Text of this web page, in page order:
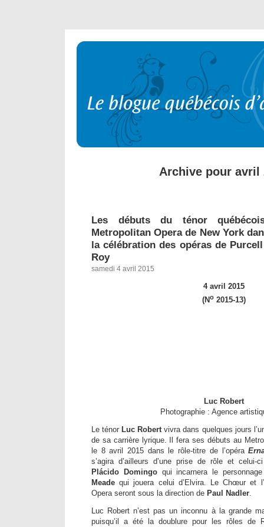
Archive pour avril
Les débuts du ténor
Metropolitan Opera de New York
la célébration des opéras de
Roy
samedi 4 avril 2015
4 avril 2015
(No 2015-13)
Luc Robert
Photographie : Agence
Le ténor Luc Robertvivra dans quelques jours
de sa carrière lyrique. Il fera ses débuts au
le 8 avril 2015 dans le rôle-titre de l’opéra
s’agira d’ailleurs d’une prise de rôle et celui-
Plácido Domingoqui incarnera le
Meadequi jouera celui d’Elvira. Le Chœur et
Opera seront sous la direction de Paul Nadler.
Luc Robert n’est pas un inconnu à la grande
puisqu’il a été la doublure pour les rôles de